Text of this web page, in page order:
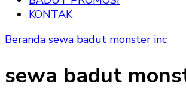
KONTAK
Beranda sewa badut monster inc
sewa badut